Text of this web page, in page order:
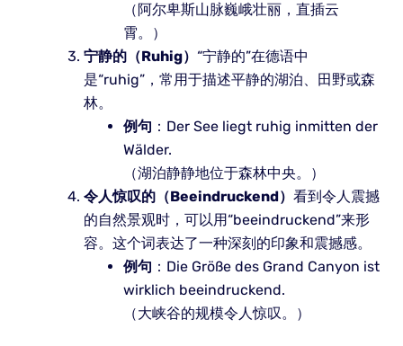
（阿尔卑斯山脉巍峨壮丽，直插云
霄。）
宁静的（Ruhig） “宁静的”在德语中
是“ruhig”，常用于描述平静的湖泊、田野或森
林。
例句 ：Der See liegt ruhig inmitten der
Wälder.
（湖泊静静地位于森林中央。）
令人惊叹的（Beeindruckend） 看到令人震撼
的自然景观时，可以用“beeindruckend”来形
容。这个词表达了一种深刻的印象和震撼感。
例句 ：Die Größe des Grand Canyon ist
wirklich beeindruckend.
（大峡谷的规模令人惊叹。）